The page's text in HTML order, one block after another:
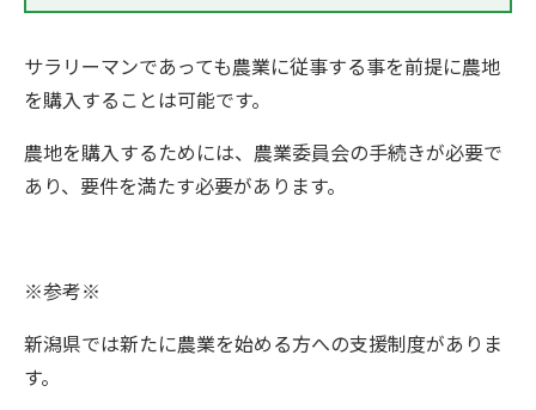
サラリーマンであっても農業に従事する事を前提に農地
を購入することは可能です。
農地を購入するためには、農業委員会の手続きが必要で
あり、要件を満たす必要があります。
※参考※
新潟県では新たに農業を始める方への支援制度がありま
す。